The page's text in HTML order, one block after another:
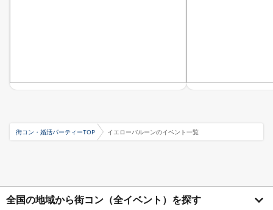
街コン・婚活パーティーTOP イエローバルーンのイベント一覧
全国の地域から街コン（全イベント）を探す